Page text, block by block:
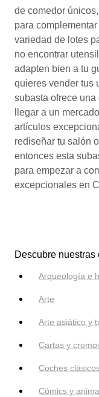
de comedor
para
variedad de lotes
no encontrar
adapten bien a tu
quieres vender tus
subasta ofrece
llegar a un
artículos
rediseñar tu salón
entonces esta
para empezar a
excepcionales en
Descubre nuestras
Arqueología e
Arte
Arte asiático y
Cartas y
Coches
Cómics y